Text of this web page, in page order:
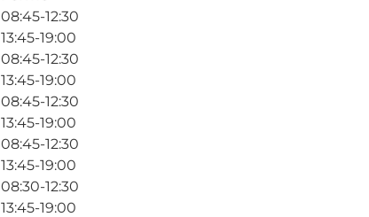
08:45-12:30
13:45-19:00
08:45-12:30
13:45-19:00
08:45-12:30
13:45-19:00
08:45-12:30
13:45-19:00
08:30-12:30
13:45-19:00